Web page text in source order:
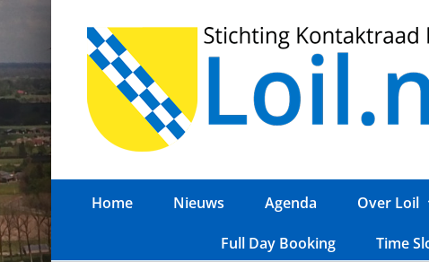
Home Nieuws Agenda Over Loil
Full Day Booking Time